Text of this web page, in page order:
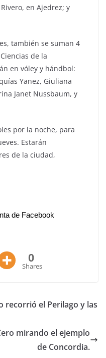
en Ajedrez; y
también se suman 4
de la
en vóley y hándbol:
Yanez, Giuliana
Janet Nussbaum, y
por la noche, para
Estarán
de la ciudad,
de Facebook
0
Shares
recorrió el Perilago y las
mirando el ejemplo
de Concordia.